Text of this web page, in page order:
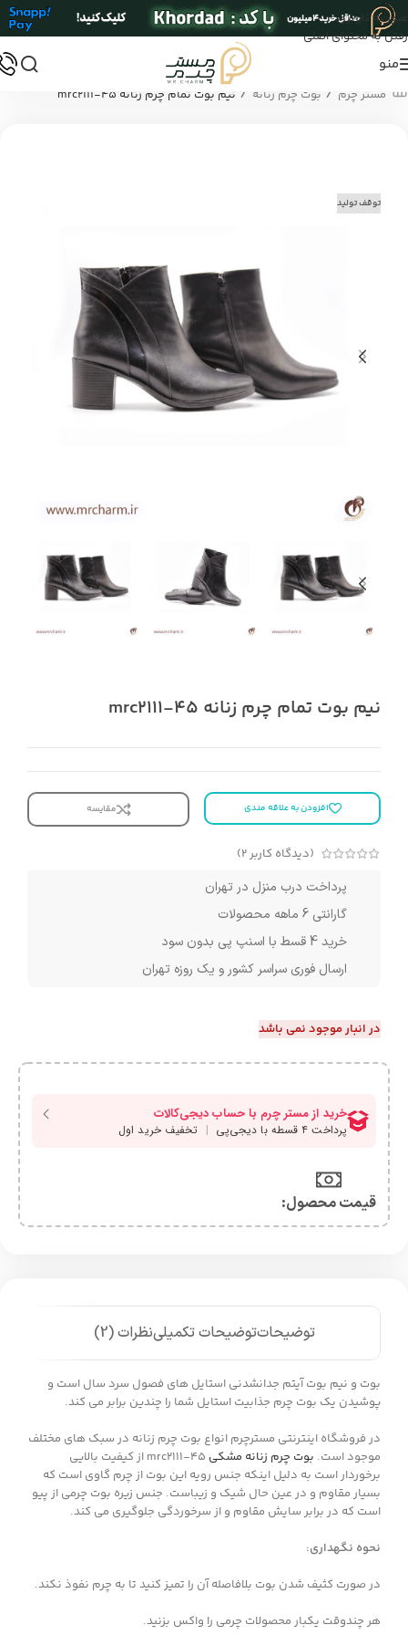
عبور به ناوبری
رفتن به محتوای اصلی
منو
مستر چرم / بوت چرم زنانه / نیم بوت تمام چرم زنانه mrc2111-45
توقف تولید
نیم بوت تمام چرم زنانه mrc2111-45
افزودن به علاقه مندی مقایسه
(دیدگاه کاربر2
)
پرداخت درب منزل در تهران
گارانتی 6 ماهه محصولات
خرید 4 قسط با اسنپ پی بدون سود
ارسال فوری سراسر کشور و یک روزه تهران
در انبار موجود نمی باشد
قیمت محصول:​
توضیحاتتوضیحات تکمیلینظرات (2)
بوت و نیم بوت آیتم جدانشدنی استایل های فصول سرد سال است و
پوشیدن یک بوت چرم جذابیت استایل شما را چندین برابر می کند.
در فروشگاه اینترنتی مسترچرم انواع بوت چرم زنانه در سبک های مختلف
موجود است. بوت چرم زنانه مشکی
mrc2111-45 از کیفیت بالایی
برخوردار است به دلیل اینکه جنس رویه این بوت از چرم گاوی است که
بسیار مقاوم و در عین حال شیک و زیباست. جنس زیره بوت چرمی از پیو
است که در برابر سایش مقاوم و از سرخوردگی جلوگیری می کند.
نحوه نگهداری:
در صورت کثیف شدن بوت بلافاصله آن را تمیز کنید تا به چرم نفوذ نکند.
هر چندوقت یکبار محصولات چرمی را واکس بزنید.